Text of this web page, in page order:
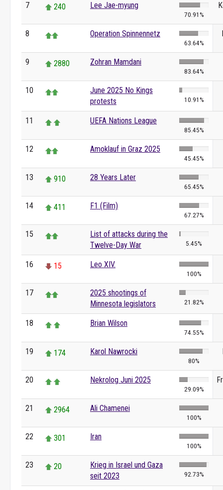
7 240 Lee Jae-myung
70.91%
8 Operation Spinnennetz
63.64%
9 2880 Zohran Mamdani
83.64%
10
June 2025 No Kings
protests
10.91%
11 UEFA Nations League
85.45%
12 Amoklauf in Graz 2025
45.45%
13 910 28 Years Later
65.45%
14 411 F1 (Film)
67.27%
15
List of attacks during the
Twelve-Day War
5.45%
16 15 Leo XIV.
100%
17
2025 shootings of
Minnesota legislators
21.82%
18 Brian Wilson
74.55%
19 174 Karol Nawrocki
80%
20 Nekrolog Juni 2025
29.09%
21 2964 Ali Chamenei
100%
22 301 Iran
100%
23 20
Krieg in Israel und Gaza
seit 2023
92.73%